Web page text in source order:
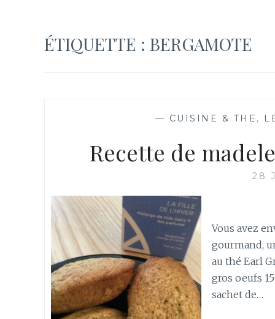
ÉTIQUETTE : BERGAMOTE
— CUISINE & THE ,
Recette de
28
Vous avez
gourmand,
au thé Earl
gros oeufs
sachet de…